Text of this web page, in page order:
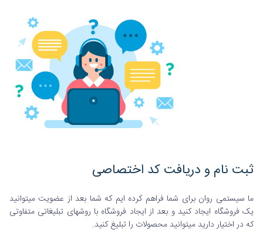
ثبت نام و دریافت کد اختصاصی
ما سیستمی روان برای شما فراهم کرده ایم که شما بعد از عضویت میتوانید
یک فروشگاه ایجاد کنید و بعد از ایجاد فروشگاه با روشهای تبلیغاتی متفاوتی
که در اختیار دارید میتوانید محصولات را تبلیغ کنید.